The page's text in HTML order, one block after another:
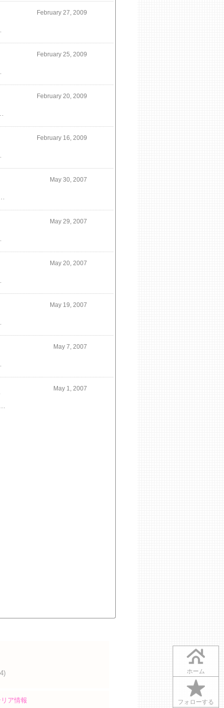
ホーム
フォローする
February 27, 2009
February 25, 2009
February 20, 2009
February 16, 2009
May 30, 2007
May 29, 2007
May 20, 2007
May 19, 2007
May 7, 2007
May 1, 2007
ア情報